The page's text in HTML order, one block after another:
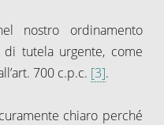
nostro ordinamento
tutela urgente, come
700 c.p.c. [3].
chiaro perché